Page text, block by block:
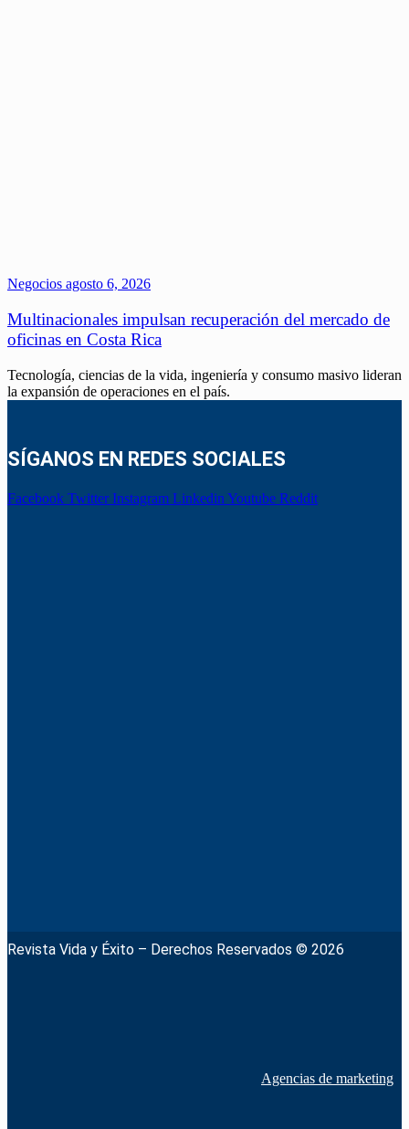
Negocios agosto 6, 2026
Multinacionales impulsan recuperación del mercado de
oficinas en Costa Rica
Tecnología, ciencias de la vida, ingeniería y consumo masivo lideran
la expansión de operaciones en el país.
SÍGANOS EN REDES SOCIALES
Facebook Twitter Instagram Linkedin Youtube Reddit
Revista Vida y Éxito – Derechos Reservados © 2026
Agencias de marketing